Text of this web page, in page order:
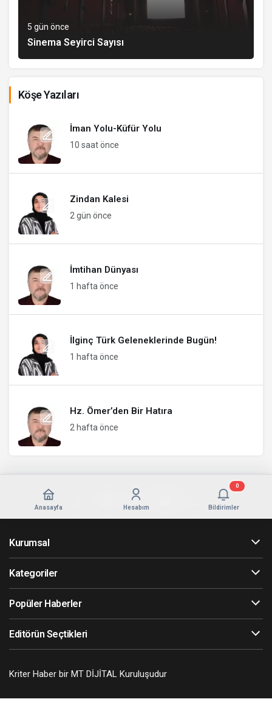
5 gün önce
Sinema Seyirci Sayısı
Köşe Yazıları
İman Yolu-Küfür Yolu
10 saat önce
Zindan Kalesi
2 gün önce
İmtihan Dünyası
1 hafta önce
İlginç Türk Geleneklerinde Bugün!
1 hafta önce
Hz. Ömer’den Bir Hatıra
2 hafta önce
Anasayfa Hesabım Bildirimler
0
Kurumsal
Kategoriler
Popüler Haberler
Editörün Seçtikleri
Kriter Haber bir MT DİJİTAL Kuruluşudur